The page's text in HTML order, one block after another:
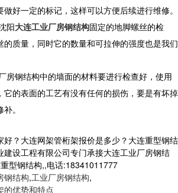
好一定的标记，这样可以方便后续进行维修。
阳大连工业厂房钢结构固定的地脚螺丝的检
质量，同时它的数量和可拉伸的强度也是我们
房钢结构中的墙面的材料要进行检查好，使用
它的表面的工艺有没有任何的损伤，要是有坏掉
。
好？大连网架管桁架报价是多少？大连重型钢结
建设工程有限公司专门承接大连工业厂房钢结
型钢结构,,电话:18341011777
钢结构,工业厂房钢结构,
的优势和特点